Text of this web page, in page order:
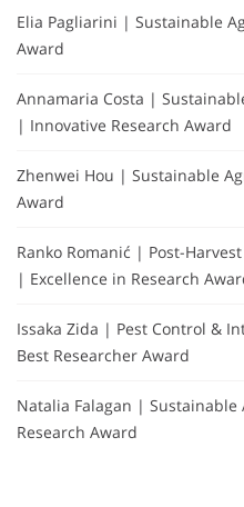
Elia Pagliarini | Sustainable
Award
Annamaria Costa |
| Innovative Research Award
Zhenwei Hou | Sustainable
Award
Ranko Romanić | Post-
| Excellence in Research
Issaka Zida | Pest Control &
Best Researcher Award
Natalia Falagan |
Research Award